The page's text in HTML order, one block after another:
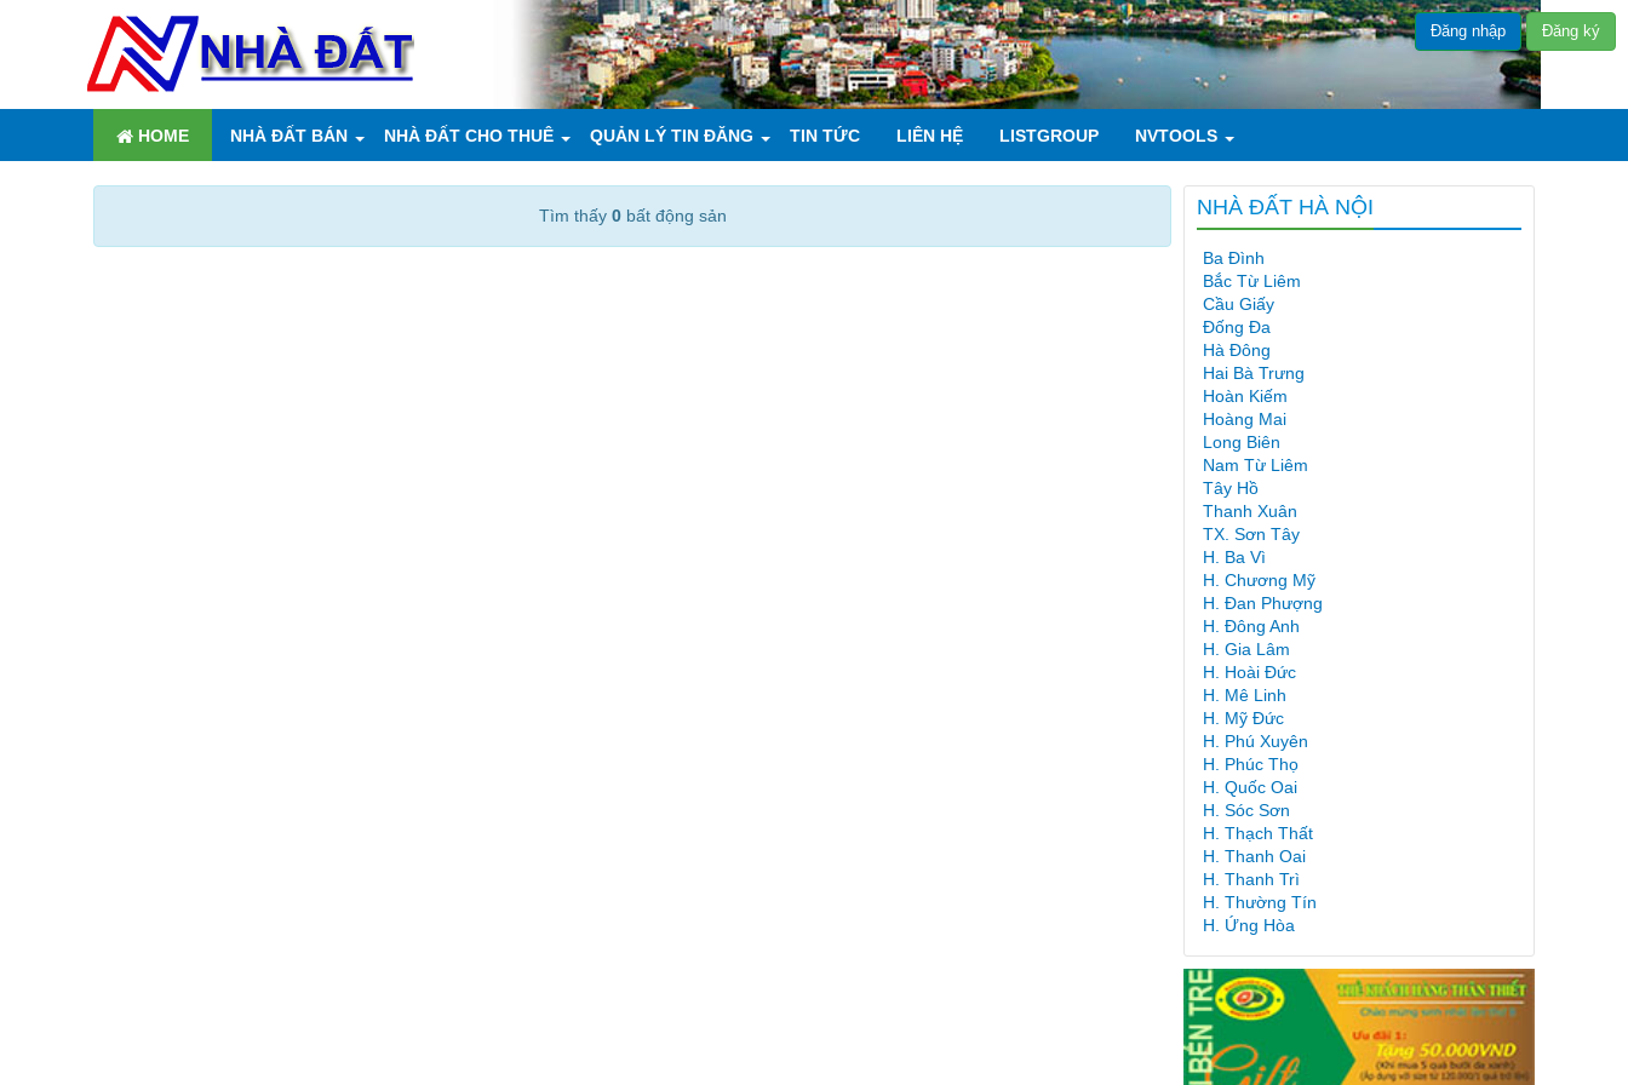
Đăng nhập Đăng ký
HOME NHÀ ĐẤT BÁN NHÀ ĐẤT CHO THUÊ QUẢN LÝ TIN ĐĂNG TIN TỨC LIÊN HỆ LISTGROUP NVTOOLS
Tìm thấy 0bất động sản NHÀ ĐẤT HÀ NỘI
Ba Đình
Bắc Từ Liêm
Cầu Giấy
Đống Đa
Hà Đông
Hai Bà Trưng
Hoàn Kiếm
Hoàng Mai
Long Biên
Nam Từ Liêm
Tây Hồ
Thanh Xuân
TX. Sơn Tây
H. Ba Vì
H. Chương Mỹ
H. Đan Phượng
H. Đông Anh
H. Gia Lâm
H. Hoài Đức
H. Mê Linh
H. Mỹ Đức
H. Phú Xuyên
H. Phúc Thọ
H. Quốc Oai
H. Sóc Sơn
H. Thạch Thất
H. Thanh Oai
H. Thanh Trì
H. Thường Tín
H. Ứng Hòa